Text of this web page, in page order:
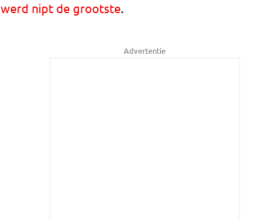
werd nipt de grootste.
Advertentie